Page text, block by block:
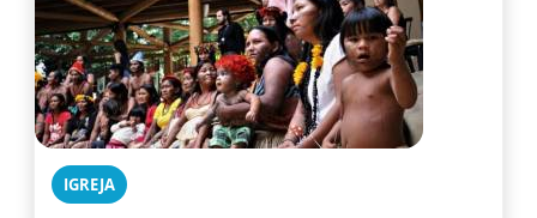
IGREJA